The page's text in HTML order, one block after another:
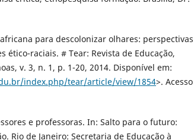
africana para descolonizar olhares: perspectivas
ético-raciais. # Tear: Revista de Educação,
v. 3, n. 1, p. 1-20, 2014. Disponível em:
index.php/tear/article/view/1854>. Acesso
e professoras. In: Salto para o futuro:
Rio de Janeiro: Secretaria de Educação à